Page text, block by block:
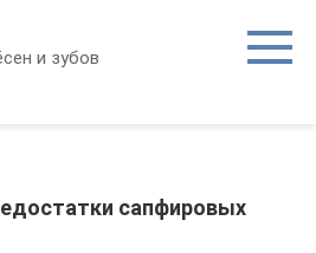
и зубов
сапфировых